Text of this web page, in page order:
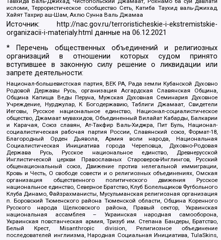
исломи, Террористическое сообщество Сеть, Катиба Таухид валь-Джихад,
Хайят Тахрир аш-Шам, Ахлю Сунна Валь Джамаа
Источник:
http://nac.gov.ru/terroristicheskie-i-ekstremistskie-
organizacii-i-materialy.html данные на06.12.2021
* Перечень общественных объединений и религиозных
организаций в отношении которых судом принято
вступившее в законную силу решение о ликвидации или
запрете деятельности:
Национал-большевистская партия, ВЕК РА, Рада земли Кубанской Духовно
Родовой Державы Русь, организация Асгардская Славянская Община,
Община Капища Веды Перуна, Мужская Духовная Семинария Духовное
Учреждение, Нурджулар, К Богодержавию, Таблиги Джамаат, Свидетели
Иеговы, Русское национальное единство, Национал-социалистическое
общество, Джамаат мувахидов, Объединенный Вилайат Кабарды, Балкарии
и Карачая, Союз славян, Ат-Такфир Валь-Хиджра, Пит Буль, Национал-
социалистическая рабочая партия России, Славянский союз, Формат-18,
Благородный Орден Дьявола, Армия воли народа, Национальная
Социалистическая Инициатива города Череповца, Духовно-Родовая
Держава Русь, Русское национальное единство, Древнерусской
Инглистической церкви Православных Староверов-Инглингов, Русский
общенациональный союз, Движение против нелегальной иммиграции,
Кровь и Честь, О свободе совести и о религиозных объединениях, Омская
организация общественного политического движения Русское
национальное единство, Северное Братство, Клуб Болельщиков Футбольного
Клуба Динамо, Файзрахманисты, Мусульманская религиозная организация
п. Боровский Тюменского района Тюменской области, Община Коренного
Русского народа Щелковского района, Правый сектор, Украинская
национальная ассамблея – Украинская народная самооборона,
Украинская повстанческая армия, Тризуб им. Степана Бандеры, Братство,
Белый Крест, Misanthropic division, Религиозное объединение
последователей инглиизма, Народная Социальная Инициатива, TulaSkins,